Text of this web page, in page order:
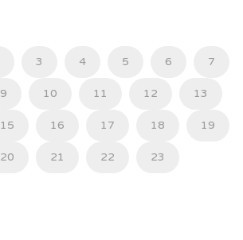
3 4 5 6 7
9 10 11 12 13
15 16 17 18 19
20 21 22 23